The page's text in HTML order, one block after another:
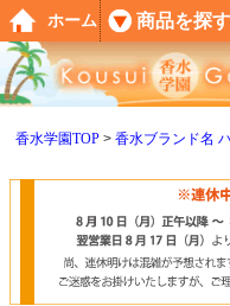
香水学園TOP 香水ブランド名
ホーム 商品を探す